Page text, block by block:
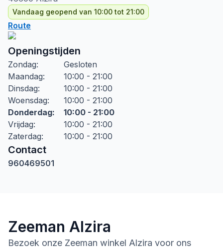
Vandaag geopend van 10:00 tot 21:00
Route
Openingstijden
Zondag:
Gesloten
Maandag:
10:00 - 21:00
Dinsdag:
10:00 - 21:00
Woensdag:
10:00 - 21:00
Donderdag:
10:00 - 21:00
Vrijdag:
10:00 - 21:00
Zaterdag: 10:00 - 21:00
Contact
960469501
Zeeman Alzira
Bezoek onze Zeeman winkel Alzira voor ons